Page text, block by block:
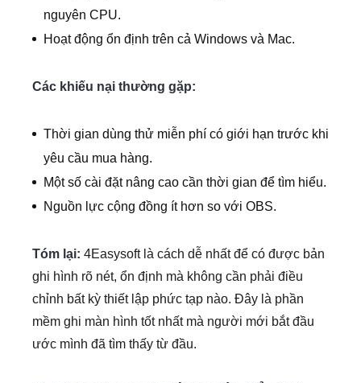
nguyên CPU.
Hoạt động ổn định trên cả Windows và Mac.
Các khiếu nại thường gặp:
Thời gian dùng thử miễn phí có giới hạn trước khi
yêu cầu mua hàng.
Một số cài đặt nâng cao cần thời gian để tìm hiểu.
Nguồn lực cộng đồng ít hơn so với OBS.
Tóm lại: 4Easysoft là cách dễ nhất để có được bản
ghi hình rõ nét, ổn định mà không cần phải điều
chỉnh bất kỳ thiết lập phức tạp nào. Đây là phần
mềm ghi màn hình tốt nhất mà người mới bắt đầu
ước mình đã tìm thấy từ đầu.